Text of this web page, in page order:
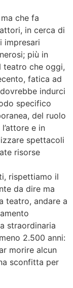
che fa
in cerca di
impresari
più in
teatro che oggi,
fatica ad
indurci
specifico
del ruolo
e in
spettacoli
risorse
rispettiamo il
da dire ma
teatro, andare a
straordinaria
2.500 anni:
morire alcun
sconfitta per